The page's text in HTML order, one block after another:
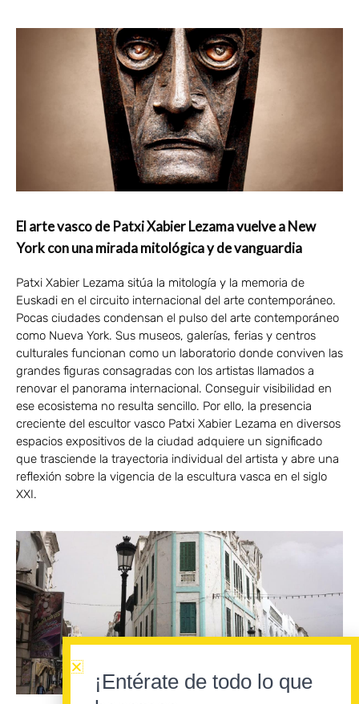
El arte vasco de Patxi Xabier Lezama vuelve a New
York con una mirada mitológica y de vanguardia
Patxi Xabier Lezama sitúa la mitología y la memoria de
Euskadi en el circuito internacional del arte contemporáneo.
Pocas ciudades condensan el pulso del arte contemporáneo
como Nueva York. Sus museos, galerías, ferias y centros
culturales funcionan como un laboratorio donde conviven las
grandes figuras consagradas con los artistas llamados a
renovar el panorama internacional. Conseguir visibilidad en
ese ecosistema no resulta sencillo. Por ello, la presencia
creciente del escultor vasco Patxi Xabier Lezama en diversos
espacios expositivos de la ciudad adquiere un significado
que trasciende la trayectoria individual del artista y abre una
reflexión sobre la vigencia de la escultura vasca en el siglo
XXI.
¡Entérate de todo lo que